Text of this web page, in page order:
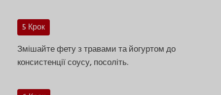
5 Крок
Змішайте фету з травами та йогуртом до
консистенції соусу, посоліть.